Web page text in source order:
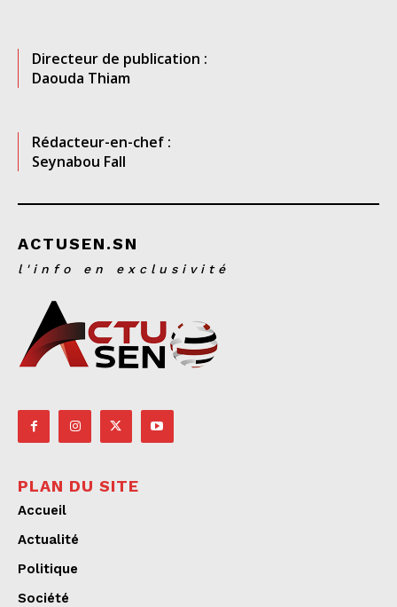
Directeur de publication :
Daouda Thiam
Rédacteur-en-chef :
Seynabou Fall
ACTUSEN.SN
l'info en exclusivité
PLAN DU SITE
Accueil
Actualité
Politique
Société